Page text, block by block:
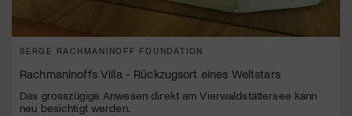
SERGE RACHMANINOFF FOUNDATION
Rachmaninoffs Villa - Rückzugsort eines Weltstars
Das grosszügige Anwesen direkt am Vierwaldstättersee kann
neu besichtigt werden.